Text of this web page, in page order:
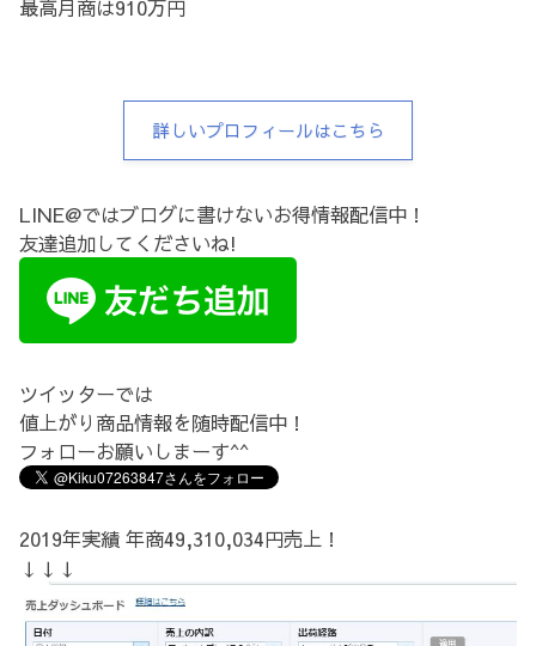
最高月商は910万円
詳しいプロフィールはこちら
LINE@ではブログに書けないお得情報配信中！
友達追加してくださいね!
ツイッターでは
値上がり商品情報を随時配信中！
フォローお願いしまーす^^
2019年実績 年商49,310,034円売上！
↓↓↓